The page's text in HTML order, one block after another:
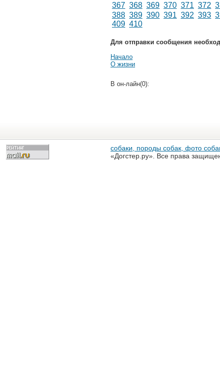
367 368 369 370 371 372
388 389 390 391 392 393
409 410
Для отправки сообщения
Начало
О жизни
В он-лайн(0):
собаки, породы собак, фото
«Догстер.ру». Все права